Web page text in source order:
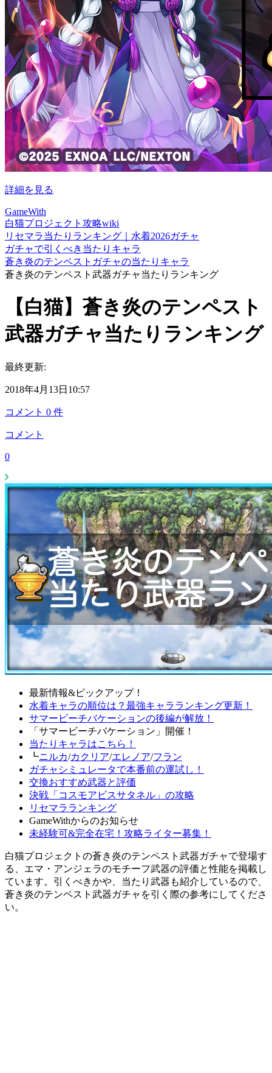
詳細を見る
GameWith
白猫プロジェクト攻略wiki
リセマラ当たりランキング｜水着2026ガチャ
ガチャで引くべき当たりキャラ
蒼き炎のテンペストガチャの当たりキャラ
蒼き炎のテンペスト武器ガチャ当たりランキング
【白猫】蒼き炎のテンペスト
武器ガチャ当たりランキング
最終更新:
2018年4月13日10:57
コメント 0 件
コメント
0
最新情報&ピックアップ！
水着キャラの順位は？最強キャラランキング更新！
サマービーチバケーションの後編が解放！
「サマービーチバケーション」開催！
当たりキャラはこちら！
┗ニルカ/カクリア/エレノア/フラン
ガチャシミュレータで本番前の運試し！
交換おすすめ武器と評価
決戦「コスモアビスサタネル」の攻略
リセマラランキング
GameWithからのお知らせ
未経験可&完全在宅！攻略ライター募集！
白猫プロジェクトの蒼き炎のテンペスト武器ガチャで登場す
る、エマ・アンジェラのモチーフ武器の評価と性能を掲載し
ています。引くべきかや、当たり武器も紹介しているので、
蒼き炎のテンペスト武器ガチャを引く際の参考にしてくださ
い。